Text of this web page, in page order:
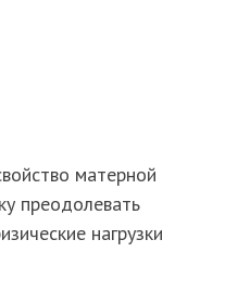
матерной
преодолевать
нагрузки